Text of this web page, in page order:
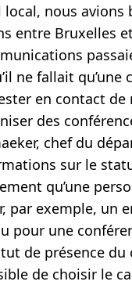
nous avions
entre Bruxelles
ne fallait qu’une
en contact de
des
chef du
sur le
qu’une
par exemple, un
pour une
de présence du
de choisir le